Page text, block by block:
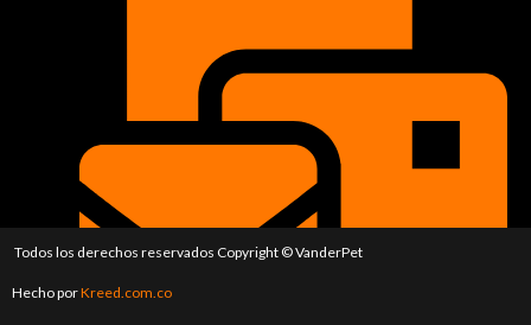
Todos los derechos reservados Copyright © VanderPet
Hecho porKreed.com.co